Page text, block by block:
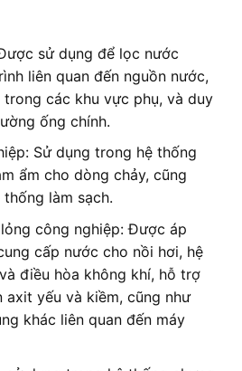
sử dụng để lọc nước
liên quan đến nguồn nước,
các khu vực phụ, và duy
ống chính.
Sử dụng trong hệ thống
ẩm cho dòng chảy, cũng
làm sạch.
công nghiệp: Được áp
cấp nước cho nồi hơi, hệ
điều hòa không khí, hỗ trợ
axit yếu và kiềm, cũng như
khác liên quan đến máy